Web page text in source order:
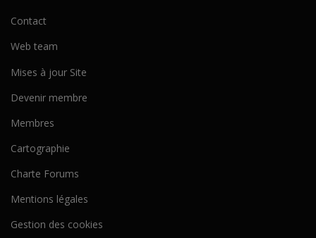
Contact
Web team
Mises à jour Site
Devenir membre
Membres
Cartographie
Charte Forums
Mentions légales
Gestion des cookies